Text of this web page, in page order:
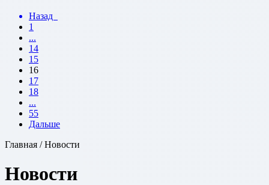
Назад
1
...
14
15
16
17
18
...
55
Дальше
Главная / Новости
Новости